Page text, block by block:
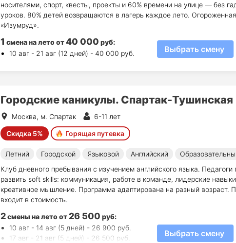
носителями, спорт, квесты, проекты и 60% времени на улице — без
уроков. 80% детей возвращаются в лагерь каждое лето.
«Изумруд».
1 смена на летоот40 000 руб:
10 авг - 21 авг (12 дней) - 40 000 руб.
Выбрать смену
Городские каникулы. Спартак-Тушинская
Москва, м. Спартак 6-11 лет
Скидка 5% Горящая путевка
Летний Городской Языковой Английский
Клуб дневного пребывания с изучением английского языка. Педагоги
развить soft skills: коммуникация, работе в команде, лидерские
креативное мышление. Программа адаптирована на разный возраст.
входит в стоимость.
2смены на летоот26 500 руб:
10 авг - 14 авг (5 дней) - 26 900 руб.
17 авг - 21 авг (5 дней) - 26 500 руб.
Выбрать смену